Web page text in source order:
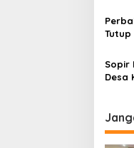
Tutup
Sopir
Desa